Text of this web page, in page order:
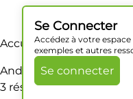
Se Connecter
Accédez à votre
exemples et autres
Se connecter
Accueil/ Produit OS /
Android 14 / GMS
3 résultats affichés